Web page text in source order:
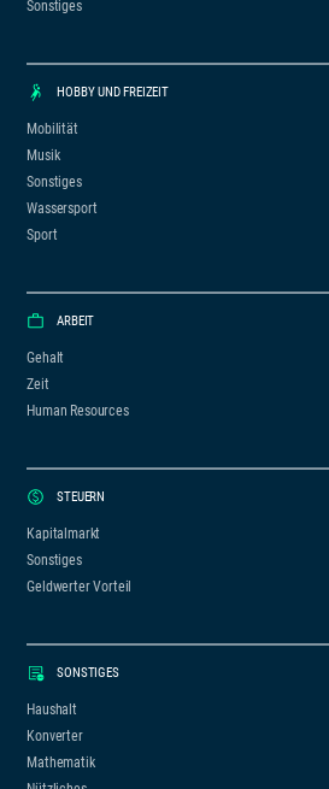
Sonstiges
HOBBY UND FREIZEIT
Mobilität
Musik
Sonstiges
Wassersport
Sport
ARBEIT
Gehalt
Zeit
Human Resources
STEUERN
Kapitalmarkt
Sonstiges
Geldwerter Vorteil
SONSTIGES
Haushalt
Konverter
Mathematik